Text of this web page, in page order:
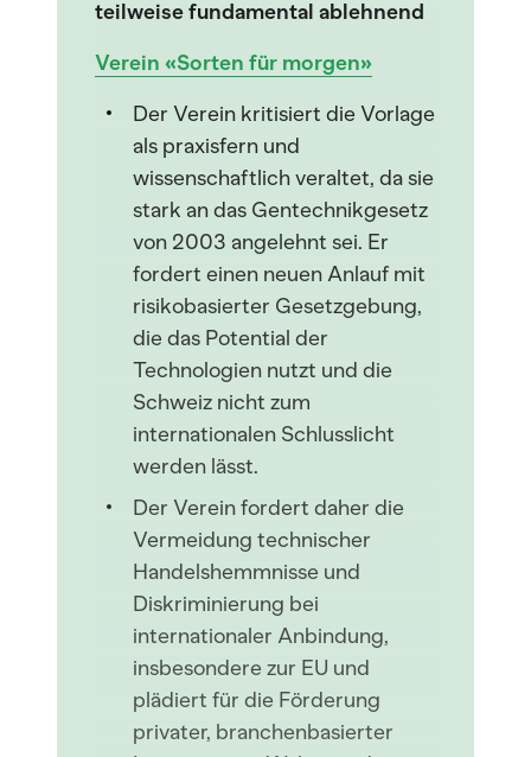
teilweise fundamental ablehnend
Verein «Sorten für morgen»
Der Verein kritisiert die Vorlage
als praxisfern und
wissenschaftlich veraltet, da sie
stark an das Gentechnikgesetz
von 2003 angelehnt sei. Er
fordert einen neuen Anlauf mit
risikobasierter Gesetzgebung,
die das Potential der
Technologien nutzt und die
Schweiz nicht zum
internationalen Schlusslicht
werden lässt.
Der Verein fordert daher die
Vermeidung technischer
Handelshemmnisse und
Diskriminierung bei
internationaler Anbindung,
insbesondere zur EU und
plädiert für die Förderung
privater, branchenbasierter